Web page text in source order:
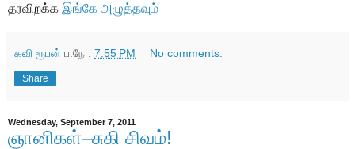
தரவிறக்க இங்கே அழுத்தவும்
கவி ரூபன் ப.நே : 7:55 PM No comments:
Share
Wednesday, September 7, 2011
ஞானிகள்–சுகி சிவம்!